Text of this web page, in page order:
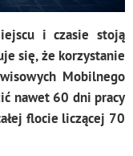
i czasie stoją
się, że korzystanie
Mobilnego
nawet 60 dni pracy
flocie liczącej 70